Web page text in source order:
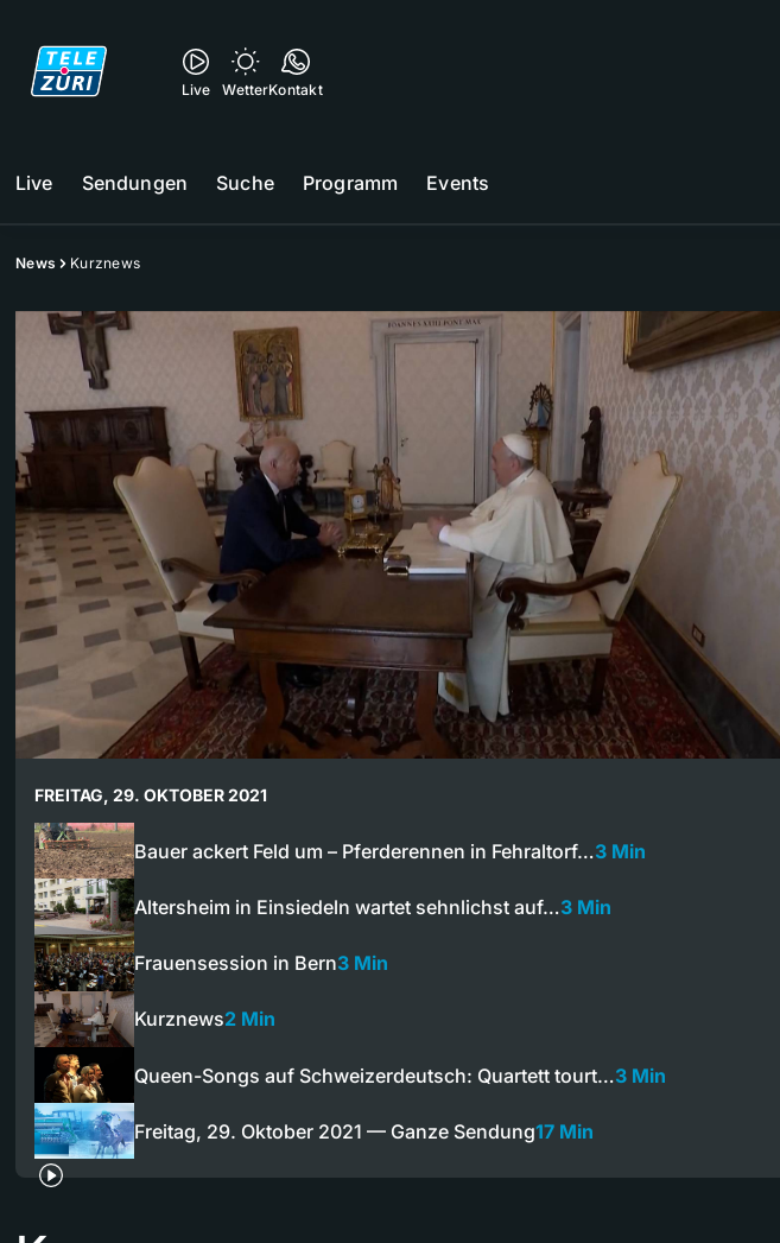
Live WetterKontakt
Live Sendungen Suche Programm Events
News Kurznews
FREITAG, 29. OKTOBER 2021
Bauer ackert Feld um – Pferderennen in Fehraltorf…3 Min
Altersheim in Einsiedeln wartet sehnlichst auf…3 Min
Frauensession in Bern3 Min
Kurznews2 Min
Queen-Songs auf Schweizerdeutsch: Quartett tourt…3 Min
Freitag, 29. Oktober 2021 — Ganze Sendung17 Min